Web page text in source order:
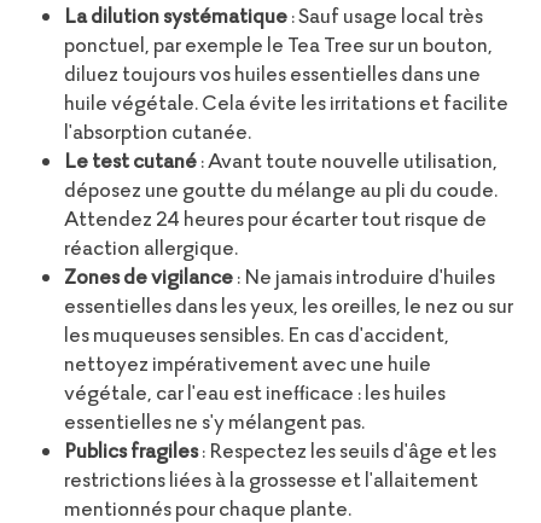
La dilution systématique: Sauf usage local très
ponctuel, par exemple le Tea Tree sur un bouton,
diluez toujours vos huiles essentielles dans une
huile végétale. Cela évite les irritations et facilite
l'absorption cutanée.
Le test cutané: Avant toute nouvelle utilisation,
déposez une goutte du mélange au pli du coude.
Attendez 24 heures pour écarter tout risque de
réaction allergique.
Zones de vigilance: Ne jamais introduire d'huiles
essentielles dans les yeux, les oreilles, le nez ou sur
les muqueuses sensibles. En cas d'accident,
nettoyez impérativement avec une huile
végétale, car l'eau est inefficace : les huiles
essentielles ne s'y mélangent pas.
Publics fragiles: Respectez les seuils d'âge et les
restrictions liées à la grossesse et l'allaitement
mentionnés pour chaque plante.